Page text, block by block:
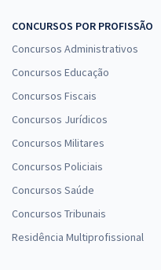
CONCURSOS POR PROFISSÃO
Concursos Administrativos
Concursos Educação
Concursos Fiscais
Concursos Jurídicos
Concursos Militares
Concursos Policiais
Concursos Saúde
Concursos Tribunais
Residência Multiprofissional